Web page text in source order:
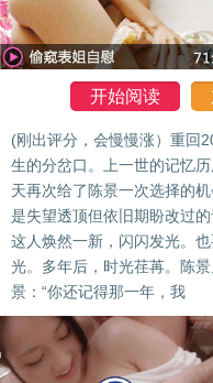
开始阅读
(刚出评分，会慢慢涨）重回
生的分岔口。上一世的记忆
天再次给了陈景一次选择的
是失望透顶但依旧期盼改过
这人焕然一新，闪闪发光。
光。多年后，时光荏苒。陈
景：“你还记得那一年，我